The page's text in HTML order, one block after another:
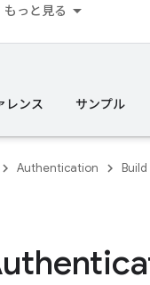
もっと見る
レンス サンプル
Authentication Build